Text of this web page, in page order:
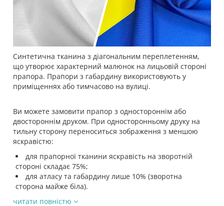
Синтетична тканина з діагональним переплетенням,
що утворює характерний малюнок на лицьовій стороні
прапора. Прапори з габардину використовують у
приміщеннях або тимчасово на вулиці.
Ви можете замовити прапор з одностороннім або
двостороннім друком. При односторонньому друку на
тильну сторону переноситься зображення з меншою
яскравістю:
для прапорної тканини яскравість на зворотній
стороні складає 75%;
для атласу та габардину лише 10% (зворотна
сторона майже біла).
читати повністю